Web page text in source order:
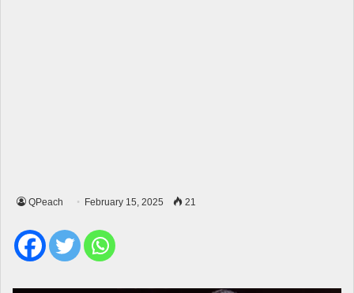
QPeach February 15, 2025 21